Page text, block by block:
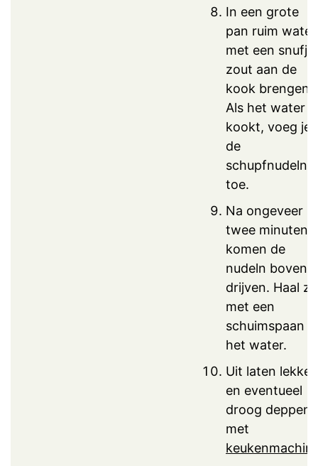
In een grote
pan ruim water
met een snufje
zout aan de
kook brengen.
Als het water
kookt, voeg je
de
schupfnudeln
toe.
Na ongeveer
twee minuten
komen de
nudeln boven
drijven. Haal ze
met een
schuimspaan
het water.
Uit laten lekken
en eventueel
droog deppen
met